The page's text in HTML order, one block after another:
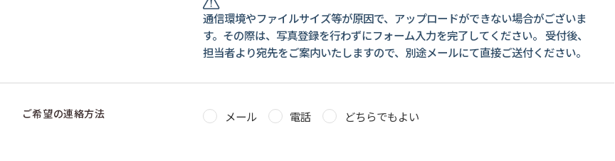
通信環境やファイルサイズ等が原因で、アップロードができない場合がございま
す。その際は、写真登録を行わずにフォーム入力を完了してください。 受付後、
担当者より宛先をご案内いたしますので、別途メールにて直接ご送付ください。
ご希望の連絡方法 メール 電話 どちらでもよい